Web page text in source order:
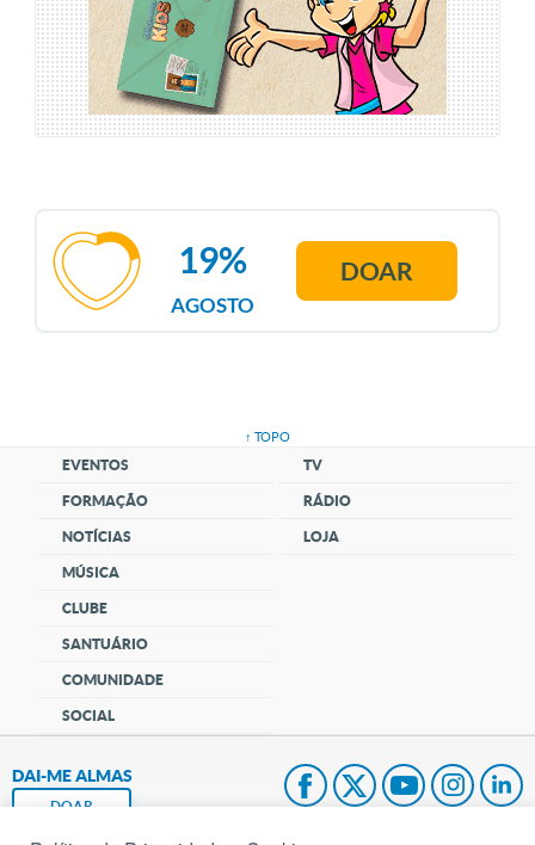
AGOSTO
19% DOAR
↑ TOPO
EVENTOS
FORMAÇÃO
NOTÍCIAS
MÚSICA
CLUBE
SANTUÁRIO
COMUNIDADE
SOCIAL
TV
RÁDIO
LOJA
DAI-ME ALMAS
DOAR